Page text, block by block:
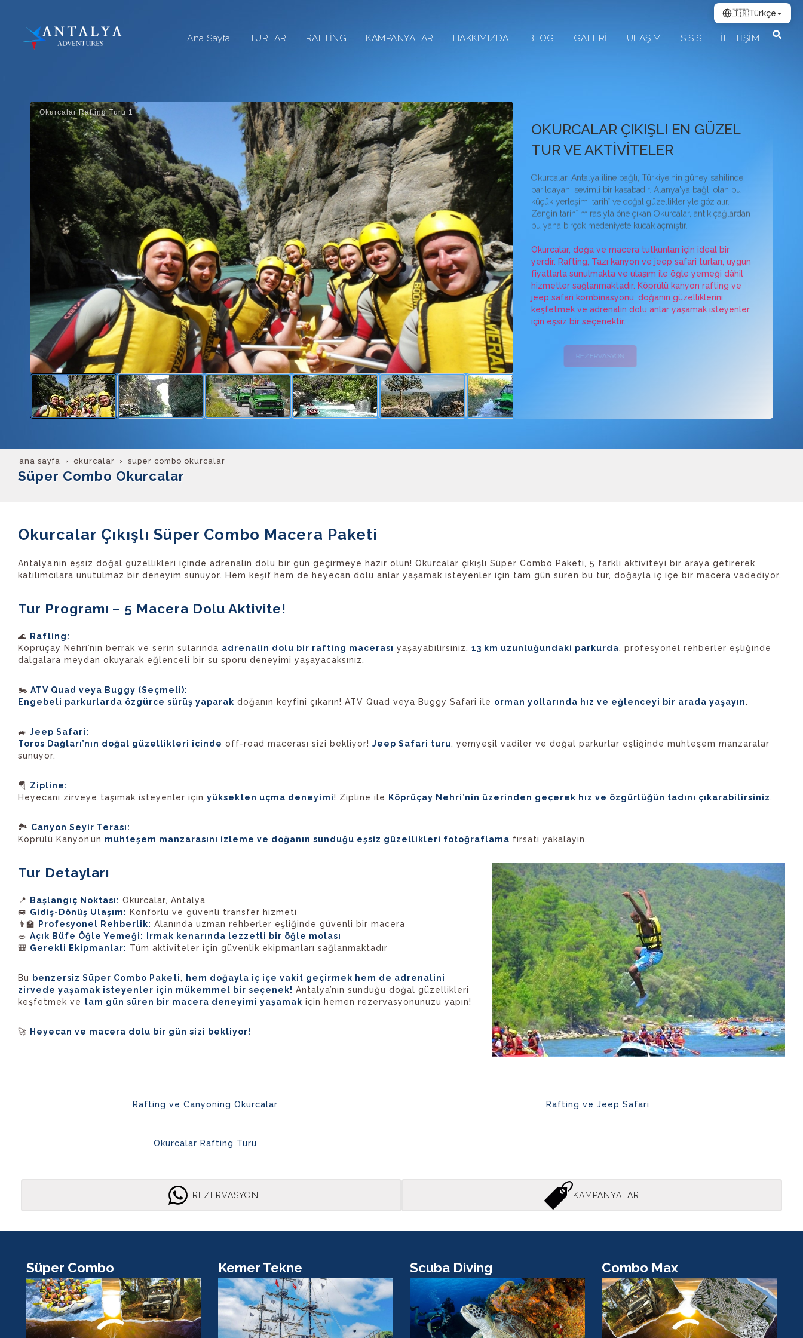
Ana Sayfa TURLAR RAFTİNG KAMPANYALAR HAKKIMIZDA BLOG GALERİ ULAŞIM S.S.S İLETİŞİM
Okurcalar Rafting Turu 1
OKURCALAR ÇIKIŞLI EN GÜZEL
TUR VE AKTİVİTELER
Okurcalar, Antalya iline bağlı, Türkiye'nin güney sahilinde
parıldayan, sevimli bir kasabadır. Alanya'ya bağlı olan bu
küçük yerleşim, tarihî ve doğal güzellikleriyle göz alır.
Zengin tarihî mirasıyla öne çıkan Okurcalar, antik çağlardan
bu yana birçok medeniyete kucak açmıştır.
Okurcalar, doğa ve macera tutkunları için ideal bir
yerdir. Rafting, Tazı kanyon ve jeep safari turları, uygun
fiyatlarla sunulmakta ve ulaşım ile öğle yemeği dâhil
hizmetler sağlanmaktadır. Köprülü kanyon rafting ve
jeep safari kombinasyonu, doğanın güzelliklerini
keşfetmek ve adrenalin dolu anlar yaşamak isteyenler
için eşsiz bir seçenektir.
REZERVASYON KAMPANYALAR
ana sayfa okurcalar süper combo okurcalar
Süper Combo Okurcalar
Okurcalar Çıkışlı Süper Combo Macera Paketi
Antalya’nın eşsiz doğal güzellikleri içinde adrenalin dolu bir gün geçirmeye hazır olun! Okurcalar çıkışlı Süper Combo Paketi, 5 farklı aktiviteyi bir araya getirerek
katılımcılara unutulmaz bir deneyim sunuyor. Hem keşif hem de heyecan dolu anlar yaşamak isteyenler için tam gün süren bu tur, doğayla iç içe bir macera vadediyor.
Tur Programı – 5 Macera Dolu Aktivite!
🌊 Rafting:
Köprüçay Nehri’nin berrak ve serin sularında adrenalin dolu bir rafting macerası yaşayabilirsiniz. 13 km uzunluğundaki parkurda, profesyonel rehberler eşliğinde
dalgalara meydan okuyarak eğlenceli bir su sporu deneyimi yaşayacaksınız.
🏍️ ATV Quad veya Buggy (Seçmeli):
Engebeli parkurlarda özgürce sürüş yaparak doğanın keyfini çıkarın! ATV Quad veya Buggy Safari ile orman yollarında hız ve eğlenceyi bir arada yaşayın.
🚙 Jeep Safari:
Toros Dağları’nın doğal güzellikleri içinde off-road macerası sizi bekliyor! Jeep Safari turu, yemyeşil vadiler ve doğal parkurlar eşliğinde muhteşem manzaralar
sunuyor.
🪂 Zipline:
Heyecanı zirveye taşımak isteyenler için yüksekten uçma deneyimi! Zipline ile Köprüçay Nehri’nin üzerinden geçerek hız ve özgürlüğün tadını çıkarabilirsiniz.
🏞️ Canyon Seyir Terası:
Köprülü Kanyon’un muhteşem manzarasını izleme ve doğanın sunduğu eşsiz güzellikleri fotoğraflama fırsatı yakalayın.
Tur Detayları
📍 Başlangıç Noktası: Okurcalar, Antalya
🚐 Gidiş-Dönüş Ulaşım: Konforlu ve güvenli transfer hizmeti
👨‍🏫
Profesyonel Rehberlik: Alanında uzman rehberler eşliğinde güvenli bir macera
🥗 Açık Büfe Öğle Yemeği:
Irmak kenarında lezzetli bir öğle molası
🎒 Gerekli Ekipmanlar: Tüm aktiviteler için güvenlik ekipmanları sağlanmaktadır
Bu benzersiz Süper Combo Paketi,
hem doğayla iç içe vakit geçirmek hem de adrenalini
zirvede yaşamak isteyenler için mükemmel bir seçenek! Antalya’nın sunduğu doğal güzellikleri
keşfetmek ve tam gün süren bir macera deneyimi yaşamak için hemen rezervasyonunuzu yapın!
🚀 Heyecan ve macera dolu bir gün sizi bekliyor!
Rafting ve Canyoning Okurcalar Rafting ve Jeep Safari
Okurcalar Rafting Turu
REZERVASYON KAMPANYALAR
Süper Combo Kemer Tekne Scuba Diving Combo Max
🇹🇷Türkçe